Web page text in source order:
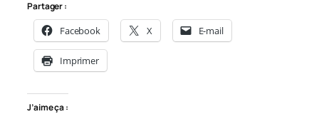
Partager :
Facebook X E-mail
Imprimer
J’aime ça :